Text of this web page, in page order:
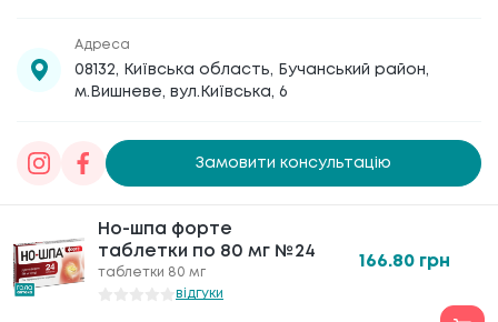
Но-шпа форте
таблетки по 80 мг №24
таблетки 80 мг
відгуки
166.80 грн
Адреса
08132, Київська область, Бучанський район,
м.Вишневе, вул.Київська, 6
Замовити консультацію
Товариство з обмеженою відповідальністю
«Галафарм», код ЄДРПОУ 30886474 © 2020-2026